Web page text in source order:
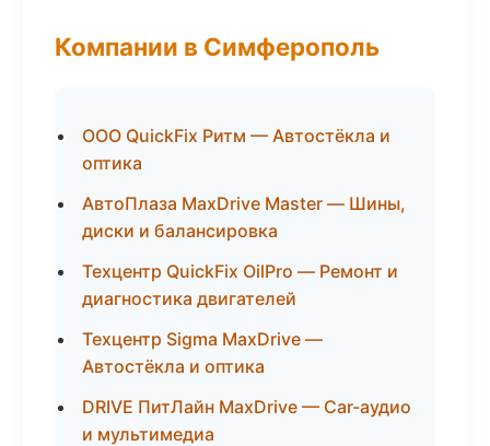
Компании в Симферополь
ООО QuickFix Ритм — Автостёкла и
оптика
АвтоПлаза MaxDrive Master — Шины,
диски и балансировка
Техцентр QuickFix OilPro — Ремонт и
диагностика двигателей
Техцентр Sigma MaxDrive —
Автостёкла и оптика
DRIVE ПитЛайн MaxDrive — Car-аудио
и мультимедиа